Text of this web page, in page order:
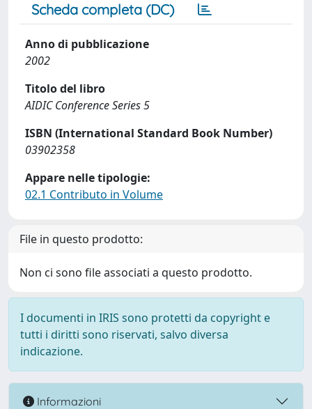
Scheda completa (DC)
Anno di pubblicazione
2002
Titolo del libro
AIDIC Conference Series 5
ISBN (International Standard Book Number)
03902358
Appare nelle tipologie:
02.1 Contributo in Volume
File in questo prodotto:
Non ci sono file associati a questo prodotto.
I documenti in IRIS sono protetti da copyright e
tutti i diritti sono riservati, salvo diversa
indicazione.
Informazioni